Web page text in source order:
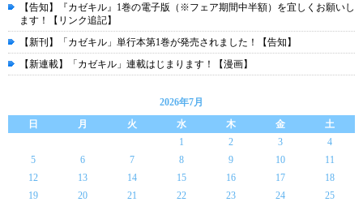
【告知】『カゼキル』1巻の電子版（※フェア期間中半額）を宜しくお願いし
ます！【リンク追記】
【新刊】「カゼキル」単行本第1巻が発売されました！【告知】
【新連載】「カゼキル」連載はじまります！【漫画】
2026年7月
日
月 火 水 木 金
土
1
2 3
4
5
6 7 8 9 10
11
12
13 14 15 16 17
18
19
20 21 22 23 24
25